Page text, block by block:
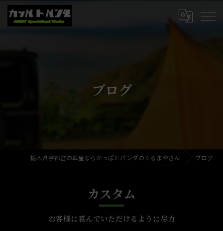
ブログ
栃木県宇都宮の車屋ならかっぱとパンダのくるまやさん ブログ
カスタム
お客様に喜んでいただけるように尽力